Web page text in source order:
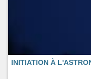
INITIATION À